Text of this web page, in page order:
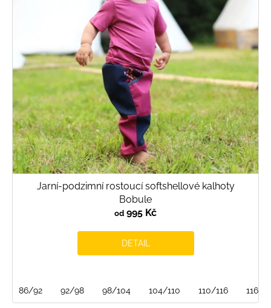
Jarní-podzimní rostoucí softshellové kalhoty
Bobule
od 995 Kč
DETAIL
86/92 92/98 98/104 104/110 110/116 116/